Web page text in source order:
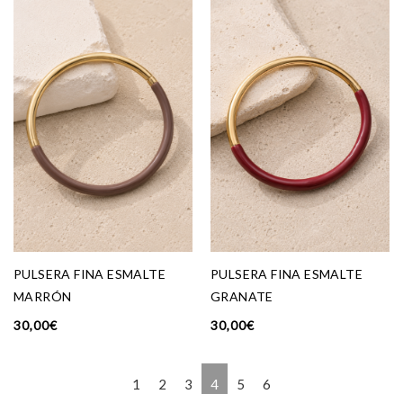
PULSERA FINA ESMALTE
MARRÓN
30,00€
PULSERA FINA ESMALTE
GRANATE
30,00€
1 2 3 4 5 6